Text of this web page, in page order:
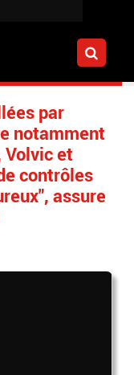
par
notamment
Volvic et
contrôles
assure